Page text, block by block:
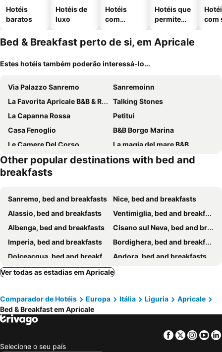
Hotéis
baratos
Hotéis de
luxo
Hotéis
com
Hotéis que
permitem
com
Bed & Breakfast perto de si, em Apricale
Estes hotéis também poderão interessá-lo...
Via Palazzo Sanremo
Sanremoinn
La Favorita Apricale B&B & Ristorante
Talking Stones
La Capanna Rossa
Petitui
Casa Fenoglio
B&B Borgo Marina
Le Camere Del Corso
La magia del mare B&B
Other popular destinations with bed and
breakfasts
Sanremo, bed and breakfasts
Nice, bed and breakfasts
Alassio, bed and breakfasts
Ventimiglia, bed and breakfasts
Albenga, bed and breakfasts
Cisano sul Neva, bed and breakfasts
Imperia, bed and breakfasts
Bordighera, bed and breakfasts
Dolceacqua, bed and breakfasts
Andora, bed and breakfasts
Cervo, bed and breakfasts
Laigueglia, bed and breakfasts
Limone Piemonte, bed and breakfasts
Diano Marina, bed and breakfasts
Roccaforte Mondovì, bed and breakfasts
Castelbianco, bed and breakfasts
Triora, bed and breakfasts
Pigna, bed and breakfasts
Villanova d'Albenga, bed and breakfasts
Ver todas as estadias em Apricale
Comparador de Hotéis Europa Itália Liguria
Apricale
Bed & Breakfast em Apricale
Facebook
Twitter
Selecione o seu país